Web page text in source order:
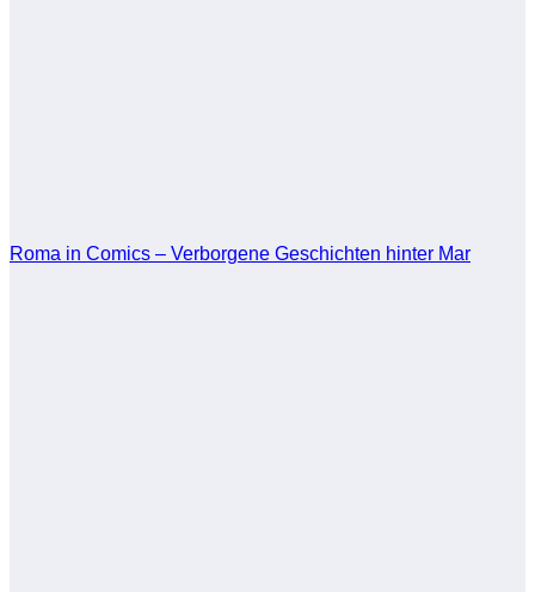
Roma in Comics – Verborgene Geschichten hinter Mar